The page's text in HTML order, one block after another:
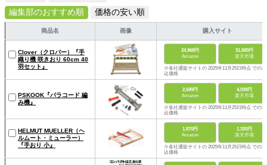
編集部のおすすめ順
価格の安い順
商品名 画像 購入サイト
Clover（クロバー）『手
織り機 咲きおり 60cm 40
羽セット』
24,968円
Amazon
31,680円
楽天市場
※各社通販サイトの 2025年11月25日時点 での税
込価格
PSKOOK『パラコード 編
み機』
2,699円
Amazon
4,039円
楽天市場
※各社通販サイトの 2025年11月25日時点 での税
込価格
HELMUT MUELLER（ヘ
ルムート・ミューラー）
『手おり 小』
1,870円
Amazon
1,320円
楽天市場
※各社通販サイトの 2025年11月25日時点 での税
込価格